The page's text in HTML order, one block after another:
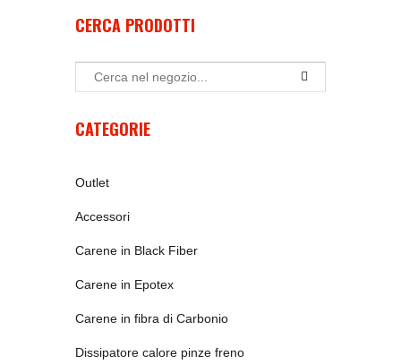
CERCA PRODOTTI
CATEGORIE
Outlet
Accessori
Carene in Black Fiber
Carene in Epotex
Carene in fibra di Carbonio
Dissipatore calore pinze freno